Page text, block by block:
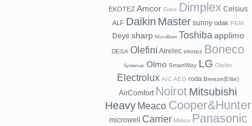
EKOTEZ Amcor Gree Dimplex Celsius
ALF Daikin Master sunny odak РБМ
Deye sharp MicroBoss Toshiba applimo
DESA Olefini Airelec ekotez Boneco
Systemair Olmo SmartWay LG Olefini
Electrolux AIC AEG roda Breeze(Elite)
AirComfort Noirot Mitsubishi
Heavy Meaco Cooper&Hunter
microwell Carrier Midea Panasonic